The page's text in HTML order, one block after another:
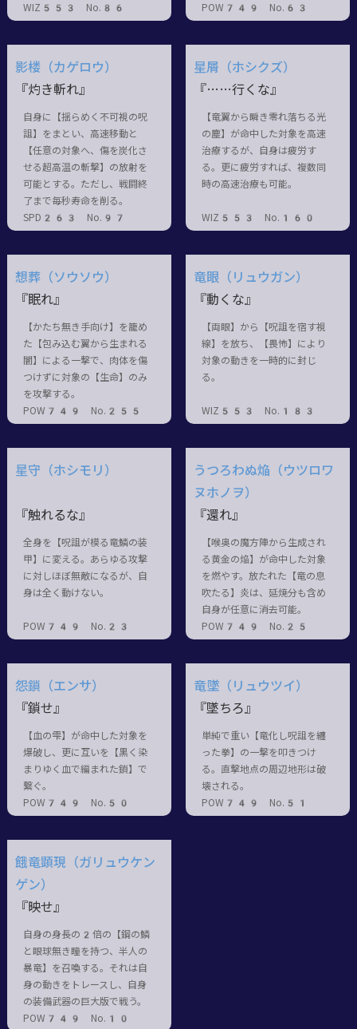
WIZ553 No.86
POW749 No.63
影楼（カゲロウ）
『灼き斬れ』
自身に【揺らめく不可視の呪
詛】をまとい、高速移動と
【任意の対象へ、傷を炭化さ
せる超高温の斬撃】の放射を
可能とする。ただし、戦闘終
了まで毎秒寿命を削る。
SPD263 No.97
星屑（ホシクズ）
『……行くな』
【竜翼から瞬き零れ落ちる光
の塵】が命中した対象を高速
治療するが、自身は疲労す
る。更に疲労すれば、複数同
時の高速治療も可能。
WIZ553 No.160
想葬（ソウソウ）
『眠れ』
【かたち無き手向け】を籠め
た【包み込む翼から生まれる
闇】による一撃で、肉体を傷
つけずに対象の【生命】のみ
を攻撃する。
POW749 No.255
竜眼（リュウガン）
『動くな』
【両眼】から【呪詛を宿す視
線】を放ち、【畏怖】により
対象の動きを一時的に封じ
る。
WIZ553 No.183
星守（ホシモリ）
『触れるな』
全身を【呪詛が模る竜鱗の装
甲】に変える。あらゆる攻撃
に対しほぼ無敵になるが、自
身は全く動けない。
POW749 No.23
うつろわぬ焔（ウツロワ
ヌホノヲ）
『還れ』
【喉奥の魔方陣から生成され
る黄金の焔】が命中した対象
を燃やす。放たれた【竜の息
吹たる】炎は、延焼分も含め
自身が任意に消去可能。
POW749 No.25
怨鎖（エンサ）
『鎖せ』
【血の雫】が命中した対象を
爆破し、更に互いを【黒く染
まりゆく血で編まれた鎖】で
繋ぐ。
POW749 No.50
竜墜（リュウツイ）
『墜ちろ』
単純で重い【竜化し呪詛を纏
った拳】の一撃を叩きつけ
る。直撃地点の周辺地形は破
壊される。
POW749 No.51
餓竜顕現（ガリュウケン
ゲン）
『映せ』
自身の身長の2倍の【鋼の鱗
と眼球無き瞳を持つ、半人の
暴竜】を召喚する。それは自
身の動きをトレースし、自身
の装備武器の巨大版で戦う。
POW749 No.10